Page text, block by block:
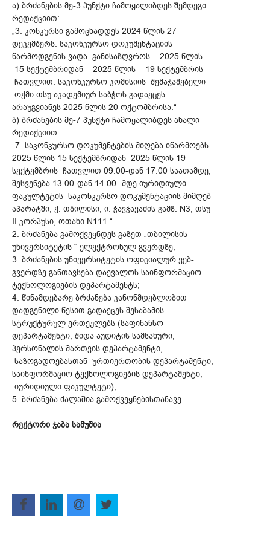
ა) ბრძანების მე-3 პუნქტი ჩამოყალიბდეს შემდეგი
რედაქციით:
„3. კონკურსი გამოცხადდეს 2024 წლის 27
დეკემბერს. საკონკურსო დოკუმენტაციის
წარმოდგენის ვადა განისაზღვროს 2025 წლის
15 სექტემბრიდან 2025 წლის 19 სექტემბრის
ჩათვლით. საკონკურსო კომისიის შემაჯამებელი
ოქმი თსუ აკადემიურ საბჭოს გადაეცეს
არაუგვიანეს 2025 წლის 20 ოქტომბრისა.“
ბ) ბრძანების მე-7 პუნქტი ჩამოყალიბდეს ახალი
რედაქციით:
„7. საკონკურსო დოკუმენტების მიღება იწარმოებს
2025 წლის 15 სექტემბრიდან 2025 წლის 19
სექტემბრის ჩათვლით 09.00-დან 17.00 საათამდე,
შესვენება 13.00-დან 14.00- მდე იურიდიული
ფაკულტეტის საკონკურსო დოკუმენტაციის მიმღებ
აპარატში, ქ. თბილისი, ი. ჭავჭავაძის გამზ. N3, თსუ
II კორპუსი, ოთახი N111.“
2. ბრძანება გამოქვეყნდეს გაზეთ „თბილისის
უნივერსიტეტის “ ელექტრონულ გვერდზე;
3. ბრძანების უნივერსიტეტის ოფიციალურ ვებ-
გვერდზე განთავსება დაევალოს საინფორმაციო
ტექნოლოგიების დეპარტამენტს;
4. წინამდებარე ბრძანება კანონმდებლობით
დადგენილი წესით გადაეცეს შესაბამის
სტრუქტურულ ერთეულებს (საფინანსო
დეპარტამენტი, შიდა აუდიტის სამსახური,
პერსონალის მართვის დეპარტამენტი,
საზოგადოებასთან ურთიერთობის დეპარტამენტი,
საინფორმაციო ტექნოლოგიების დეპარტამენტი,
იურიდიული ფაკულტეტი);
5. ბრძანება ძალაშია გამოქვეყნებისთანავე.
რექტორი ჯაბა სამუშია